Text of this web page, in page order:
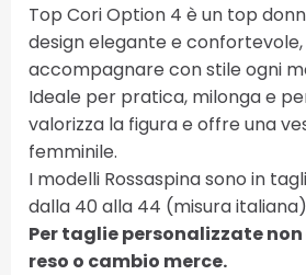
Top Cori Option 4 è un top
design elegante e
accompagnare con stile ogni
Ideale per pratica, milonga e
valorizza la figura e offre una
femminile.
I modelli Rossaspina sono in
dalla 40 alla 44 (misura
Per taglie personalizzate
reso o cambio merce.